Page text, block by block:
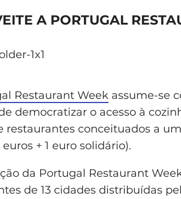
A PORTUGAL
Restaurant Week assume-se
democratizar o acesso à
restaurantes conceituados a
euros + 1 euro solidário).
da Portugal Restaurant
de 13 cidades distribuídas